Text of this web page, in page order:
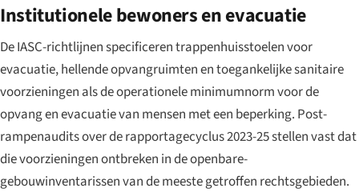
Institutionele bewoners en evacuatie
De IASC-richtlijnen specificeren trappenhuisstoelen voor
evacuatie, hellende opvangruimten en toegankelijke sanitaire
voorzieningen als de operationele minimumnorm voor de
opvang en evacuatie van mensen met een beperking. Post-
rampenaudits over de rapportagecyclus 2023-25 stellen vast dat
die voorzieningen ontbreken in de openbare-
gebouwinventarissen van de meeste getroffen rechtsgebieden.